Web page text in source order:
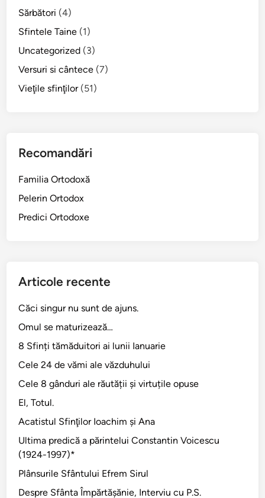
Sărbători (4)
Sfintele Taine (1)
Uncategorized (3)
Versuri si cântece (7)
Vieţile sfinţilor(51)
Recomandări
Familia Ortodoxă
Pelerin Ortodox
Predici Ortodoxe
Articole recente
Căci singur nu sunt de ajuns.
Omul se maturizează…
8 Sfinți tămăduitori ai lunii Ianuarie
Cele 24 de vămi ale văzduhului
Cele 8 gânduri ale răutății și virtuțile opuse
El, Totul.
Acatistul Sfinţilor Ioachim şi Ana
Ultima predică a părintelui Constantin Voicescu
(1924-1997)*
Plânsurile Sfântului Efrem Sirul
Despre Sfânta Împărtăşănie, Interviu cu P.S.